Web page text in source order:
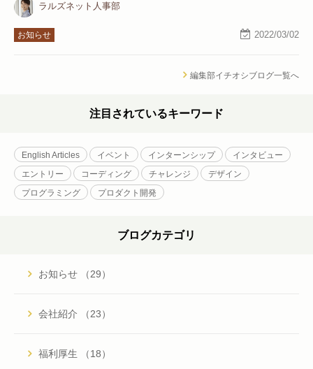
ラルズネット人事部
お知らせ 2022/03/02
編集部イチオシブログ一覧へ
注目されているキーワード
English Articles イベント インターンシップ
インタビュー
エントリー
コーディング チャレンジ
デザイン
プログラミング
プロダクト開発
ブログカテゴリ
お知らせ （29）
会社紹介 （23）
福利厚生 （18）